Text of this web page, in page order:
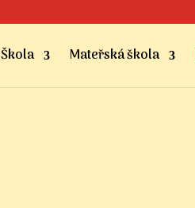
Škola Mateřská škola